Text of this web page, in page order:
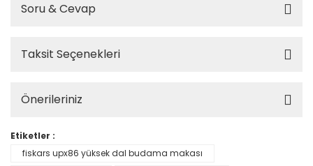
Soru & Cevap
Taksit Seçenekleri
Önerileriniz
Etiketler :
fiskars upx86 yüksek dal budama makası